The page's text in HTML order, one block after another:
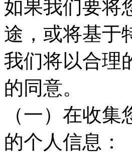
如果我们要将
途，或将基于
我们将以合理
的同意。
（一）在收
的个人信息：